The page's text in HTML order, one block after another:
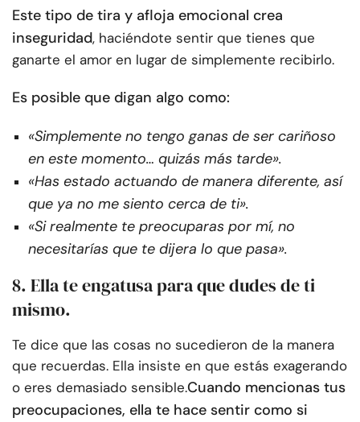
Este tipo de tira y afloja emocional crea
inseguridad, haciéndote sentir que tienes que
ganarte el amor en lugar de simplemente recibirlo.
Es posible que digan algo como:
«Simplemente no tengo ganas de ser cariñoso
en este momento… quizás más tarde».
«Has estado actuando de manera diferente, así
que ya no me siento cerca de ti».
«Si realmente te preocuparas por mí, no
necesitarías que te dijera lo que pasa».
8. Ella te engatusa para que dudes de ti
mismo.
Te dice que las cosas no sucedieron de la manera
que recuerdas. Ella insiste en que estás exagerando
o eres demasiado sensible.Cuando mencionas tus
preocupaciones, ella te hace sentir como si